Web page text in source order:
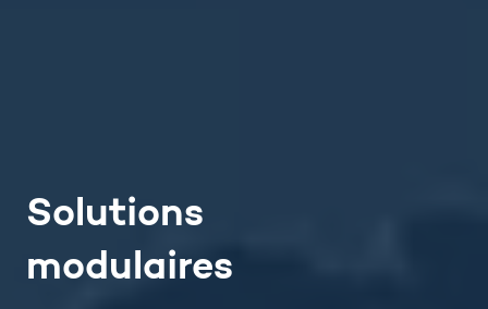
Solutions
modulaires